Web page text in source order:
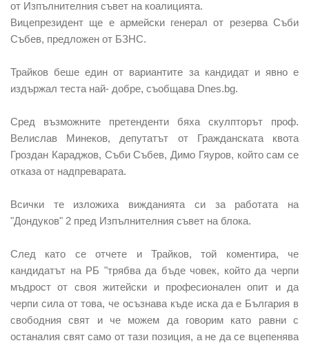
от Изпълнителния съвет на коалицията.
Вицепрезидент ще е армейски генерал от резерва Съби
Събев, предложен от БЗНС.
Трайков беше един от вариантите за кандидат и явно е
издържал теста най- добре, съобщава Dnes.bg.
Сред възможните претенденти бяха скулпторът проф.
Велислав Минеков, депутатът от Гражданската квота
Гроздан Караджов, Съби Събев, Димо Гяуров, който сам се
отказа от надпреварата.
Всички те изложиха вижданията си за работата на
"Дондуков" 2 пред Изпълнителния съвет на блока.
След като се отчете и Трайков, той коментира, че
кандидатът на РБ "трябва да бъде човек, който да черпи
мъдрост от своя житейски и професионален опит и да
черпи сила от това, че осъзнава къде иска да е България в
свободния свят и че можем да говорим като равни с
останалия свят само от тази позиция, а не да се вцепенява